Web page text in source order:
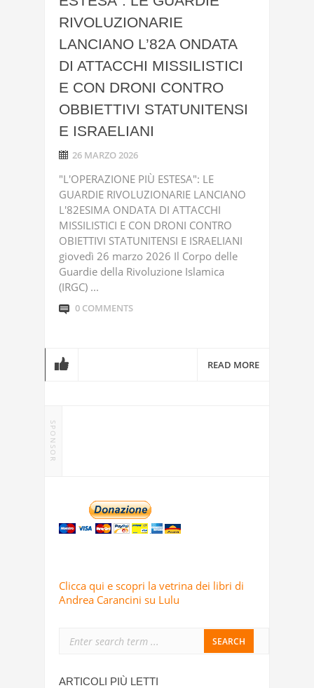
RIVOLUZIONARIE
LANCIANO L’82A ONDATA
DI ATTACCHI MISSILISTICI
E CON DRONI CONTRO
OBBIETTIVI STATUNITENSI
E ISRAELIANI
26 MARZO 2026
"L'OPERAZIONE PIÙ ESTESA": LE
GUARDIE RIVOLUZIONARIE LANCIANO
L'82ESIMA ONDATA DI ATTACCHI
MISSILISTICI E CON DRONI CONTRO
OBIETTIVI STATUNITENSI E ISRAELIANI
giovedì 26 marzo 2026 Il Corpo delle
Guardie della Rivoluzione Islamica
(IRGC) ...
0 COMMENTS
READ MORE
SPONSOR
Clicca qui e scopri la vetrina dei libri di
Andrea Carancini su Lulu
ARTICOLI PIÙ LETTI